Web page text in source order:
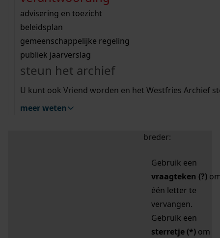
bouwvergunningen
omgevingsvergunningen
vergunningen
beeld en geluid
uitleg nodig?
Wij helpen u op weg met een aantal zoektips.
bekijk alle zoektips
Wij helpen u op weg met een aantal zoektips.
bekijk alle zoektips
bekijk ons geschiedenislokaal
advisering en toezicht
beleidsplan
gemeenschappelijke regeling
publiek jaarverslag
steun het archief
U kunt ook Vriend worden en het Westfries Archief
meer weten
zoektips
Mijn Studiezaal (inloggen)
uw zoekopdracht te
breder:
Gebruik een
vraagteken (?)
één letter te
vervangen.
Gebruik een
sterretje (*) om